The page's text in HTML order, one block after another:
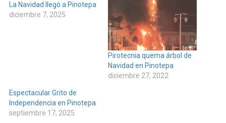
La Navidad llegó a Pinotepa
diciembre 7, 2025
Pirotecnia quema árbol de
Navidad en Pinotepa
diciembre 27, 2022
Espectacular Grito de
Independencia en Pinotepa
septiembre 17, 2025